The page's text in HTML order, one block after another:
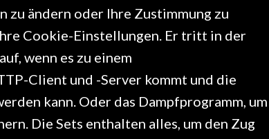
zu ändern oder Ihre Zustimmung zu
Cookie-Einstellungen. Er tritt in der
wenn es zu einem
Client und -Server kommt und die
kann. Oder das Dampfprogramm, um
Die Sets enthalten alles, um den Zug